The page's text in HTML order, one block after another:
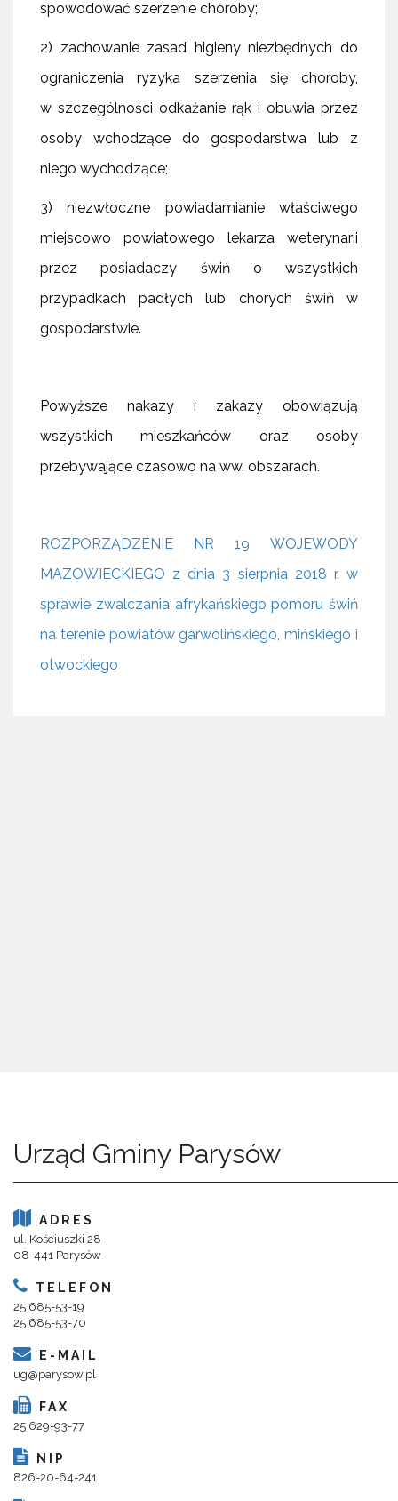
spowodować szerzenie choroby;
2) zachowanie zasad higieny niezbędnych do
ograniczenia ryzyka szerzenia się choroby,
w szczególności odkażanie rąk i obuwia przez
osoby wchodzące do gospodarstwa lub z
niego wychodzące;
3) niezwłoczne powiadamianie właściwego
miejscowo powiatowego lekarza weterynarii
przez posiadaczy świń o wszystkich
przypadkach padłych lub chorych świń w
gospodarstwie.
Powyższe nakazy i zakazy obowiązują
wszystkich mieszkańców oraz osoby
przebywające czasowo na ww. obszarach.
ROZPORZĄDZENIE NR 19 WOJEWODY
MAZOWIECKIEGO z dnia 3 sierpnia 2018 r. w
sprawie zwalczania afrykańskiego pomoru świń
na terenie powiatów garwolińskiego, mińskiego i
otwockiego
Urząd Gminy Parysów
ADRES
ul. Kościuszki 28
08-441 Parysów
TELEFON
25 685-53-19
25 685-53-70
E-MAIL
ug@parysow.pl
FAX
25 629-93-77
NIP
826-20-64-241